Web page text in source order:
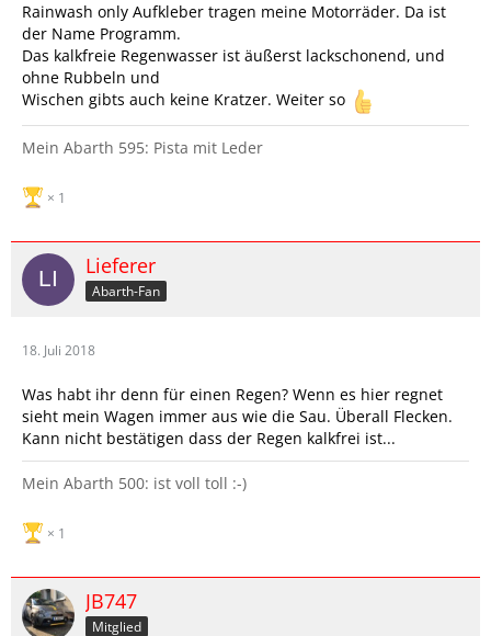
Rainwash only Aufkleber tragen meine Motorräder. Da ist
der Name Programm.
Das kalkfreie Regenwasser ist äußerst lackschonend, und
ohne Rubbeln und
Wischen gibts auch keine Kratzer. Weiter so
Mein Abarth 595: Pista mit Leder
1
Lieferer
Abarth-Fan
18. Juli 2018
Was habt ihr denn für einen Regen? Wenn es hier regnet
sieht mein Wagen immer aus wie die Sau. Überall Flecken.
Kann nicht bestätigen dass der Regen kalkfrei ist...
Mein Abarth 500: ist voll toll :-)
1
JB747
Mitglied